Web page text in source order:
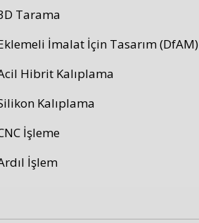
Tarama
İmalat İçin Tasarım (DfAM)
Hibrit Kalıplama
Kalıplama
İşleme
İşlem